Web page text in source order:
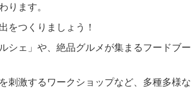
ります。
をつくりましょう！
シェ」や、絶品グルメが集まるフードブー
刺激するワークショップなど、多種多様な